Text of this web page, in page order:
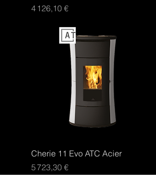
Prix
4 126,10 €
Aperçu rapide
Cherie 11 Evo ATC Acier
Prix
5 723,30 €